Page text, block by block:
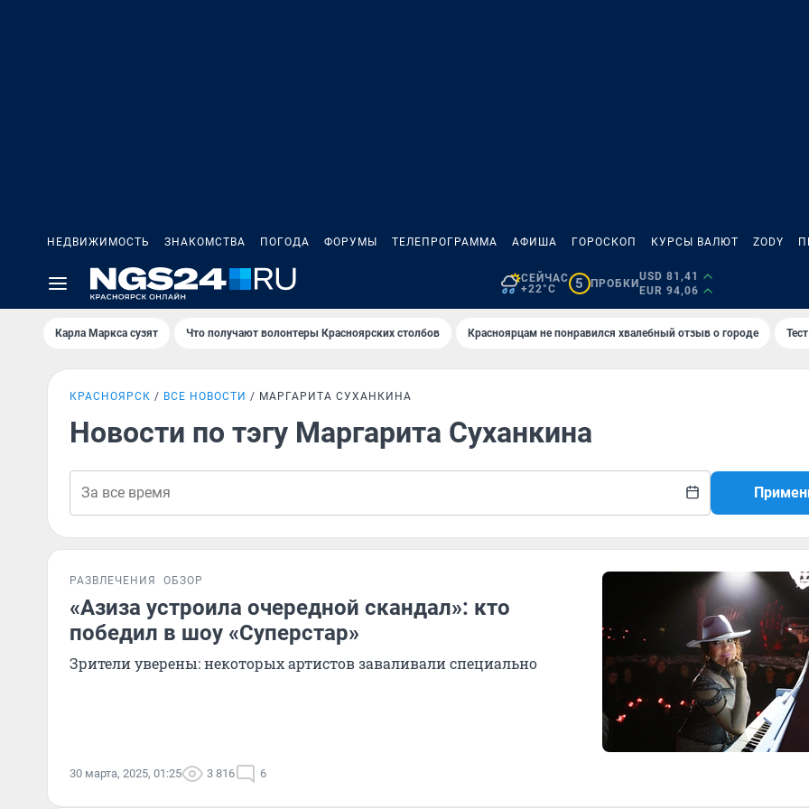
НЕДВИЖИМОСТЬ ЗНАКОМСТВА ПОГОДА ФОРУМЫ ТЕЛЕПРОГРАММА АФИША ГОРОСКОП КУРСЫ ВАЛЮТ ZODY
СЕЙЧАС
+22°C
5 ПРОБКИ
USD 81,41
EUR 94,06
Карла Маркса сузят Что получают волонтеры Красноярских столбов Красноярцам не понравился хвалебный отзыв о городе
КРАСНОЯРСК ВСЕ НОВОСТИ МАРГАРИТА СУХАНКИНА
Новости по тэгу Маргарита Суханкина
РАЗВЛЕЧЕНИЯ ОБЗОР
«Азиза устроила очередной скандал»: кто
победил в шоу «Суперстар»
Зрители уверены: некоторых артистов заваливали специально
30 марта, 2025, 01:25 3 816 6